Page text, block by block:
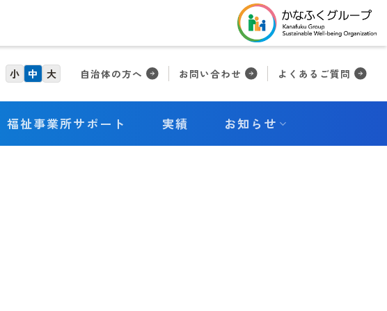
小 中 大 自治体の方へ お問い合わせ よくあるご質問
福祉事業所サポート 実績 お知らせ